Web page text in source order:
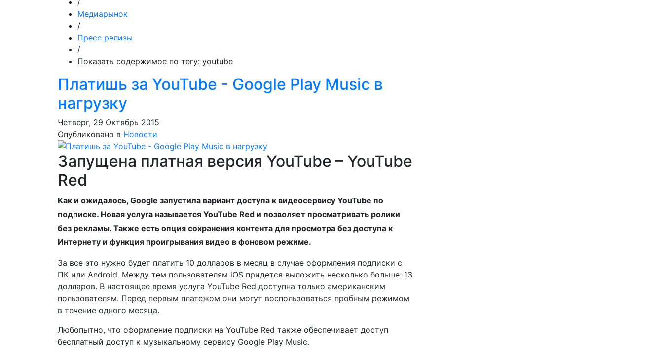
/
Медиарынок
/
Пресс релизы
/
Показать содержимое по тегу: youtube
Платишь за YouTube - Google Play Music в
нагрузку
Четверг, 29 Октябрь 2015
Опубликовано в Новости
Запущена платная версия YouTube – YouTube
Red
Как и ожидалось, Google запустила вариант доступа к видеосервису YouTube по
подписке. Новая услуга называется YouTube Red и позволяет просматривать ролики
без рекламы. Также есть опция сохранения контента для просмотра без доступа к
Интернету и функция проигрывания видео в фоновом режиме.
За все это нужно будет платить 10 долларов в месяц в случае оформления подписки с
ПК или Android. Между тем пользователям iOS придется выложить несколько больше: 13
долларов. В настоящее время услуга YouTube Red доступна только американским
пользователям. Перед первым платежом они могут воспользоваться пробным режимом
в течение одного месяца.
Любопытно, что оформление подписки на YouTube Red также обеспечивает доступ
бесплатный доступ к музыкальному сервису Google Play Music.